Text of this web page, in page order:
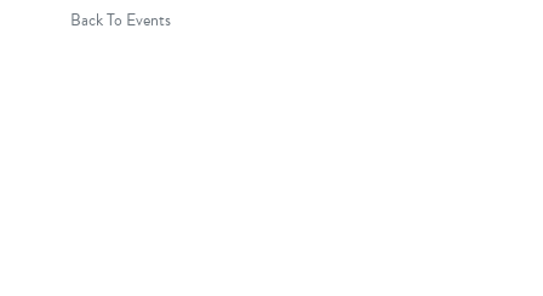
Back To Events